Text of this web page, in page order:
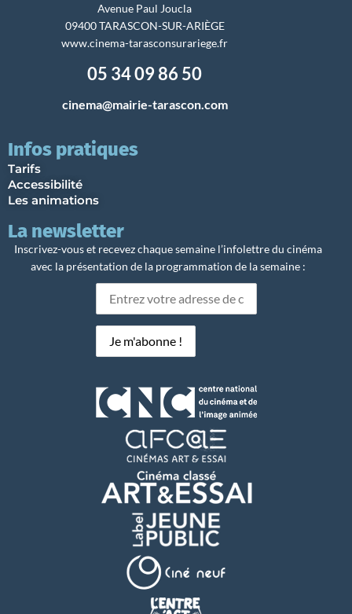
Avenue Paul Joucla
09400 TARASCON-SUR-ARIÈGE
www.cinema-tarasconsurariege.fr
05 34 09 86 50
cinema@mairie-tarascon.com
Infos pratiques
Tarifs
Accessibilité
Les animations
La newsletter
Inscrivez-vous et recevez chaque semaine l’infolettre du cinéma
avec la présentation de la programmation de la semaine :